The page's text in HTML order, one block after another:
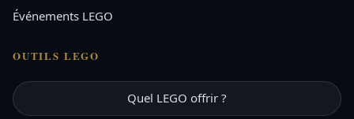
Événements LEGO
OUTILS LEGO
Quel LEGO offrir ?